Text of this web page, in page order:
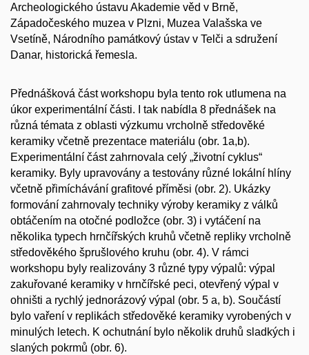
Archeologického ústavu Akademie věd v Brně,
Západočeského muzea v Plzni, Muzea Valašska ve
Vsetíně, Národního památkový ústav v Telči a sdružení
Danar, historická řemesla.
Přednášková část workshopu byla tento rok utlumena na
úkor experimentální části. I tak nabídla 8 přednášek na
různá témata z oblasti výzkumu vrcholně středověké
keramiky včetně prezentace materiálu (obr. 1a,b).
Experimentální část zahrnovala celý „životní cyklus“
keramiky. Byly upravovány a testovány různé lokální hlíny
včetně přimíchávání grafitové příměsi (obr. 2). Ukázky
formování zahrnovaly techniky výroby keramiky z válků
obtáčením na otočné podložce (obr. 3) i vytáčení na
několika typech hrnčířských kruhů včetně repliky vrcholně
středověkého šprušlového kruhu (obr. 4). V rámci
workshopu byly realizovány 3 různé typy výpalů: výpal
zakuřované keramiky v hrnčířské peci, otevřený výpal v
ohništi a rychlý jednorázový výpal (obr. 5 a, b). Součástí
bylo vaření v replikách středověké keramiky vyrobených v
minulých letech. K ochutnání bylo několik druhů sladkých i
slaných pokrmů (obr. 6).